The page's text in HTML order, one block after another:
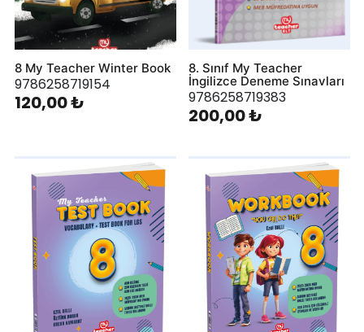
8 My Teacher Winter Book
9786258719154
120,00 ₺
8. Sınıf My Teacher
İngilizce Deneme Sınavları
9786258719383
200,00 ₺